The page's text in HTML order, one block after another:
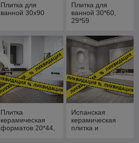
Плитка для
ванной 30х90
Плитка для
ванной 30*60,
29*59
Плитка
керамическая
форматов 20*44,
Испанская
керамическая
плитка и